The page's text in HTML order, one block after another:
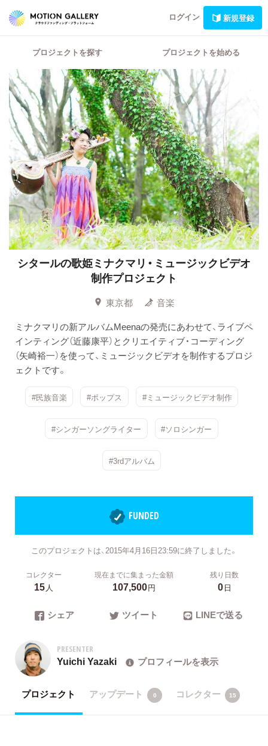
ログイン 新規登録
プロジェクトを探す プロジェクトを始める
シタールの歌姫ミナクマリ・ミュージックビデオ
制作プロジェクト
東京都
音楽
ミナクマリの新アルバムMeenaの発売にあわせて、ライブペ
インティング（近藤康平）とクリエイティブ・コーディング
（矢崎裕一）を使って、ミュージックビデオを制作するプロジ
ェクトです。
#民族音楽 #ポップス #ミュージックビデオ制作
#シンガーソングライター #ソロシンガー
#3rdアルバム
FUNDED
このプロジェクトは、2015年4月16日23:59に終了しました。
コレクター
15人
現在までに集まった金額
107,500円
残り日数
0日
シェア ツイート LINEで送る
PRESENTER
Yuichi Yazaki プロフィールを表示
プロジェクト アップデート 0 コレクター 15